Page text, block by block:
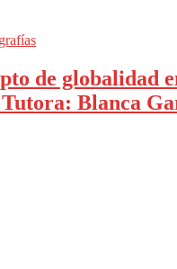
de globalidad
Blanca